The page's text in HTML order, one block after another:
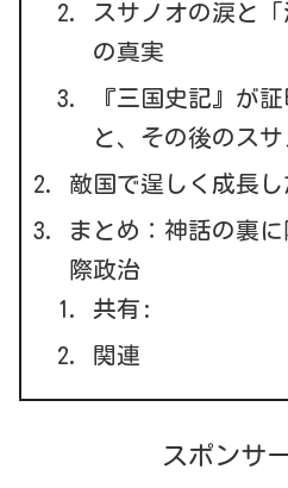
スサノオの涙と「
の真実
『三国史記』が
と、その後のスサ
敵国で逞しく成長し
まとめ：神話の裏
際政治
共有:
関連
スポンサ